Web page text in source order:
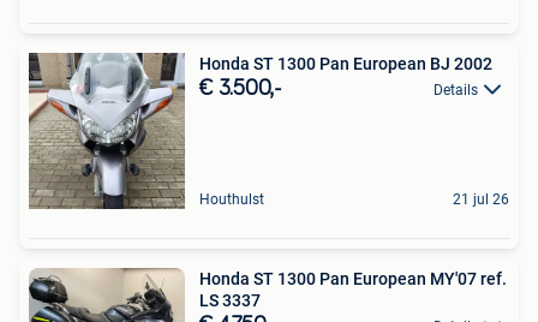
Honda ST 1300 Pan European BJ 2002
€ 3.500,- Details
Houthulst 21 jul 26
Honda ST 1300 Pan European MY'07 ref.
LS 3337